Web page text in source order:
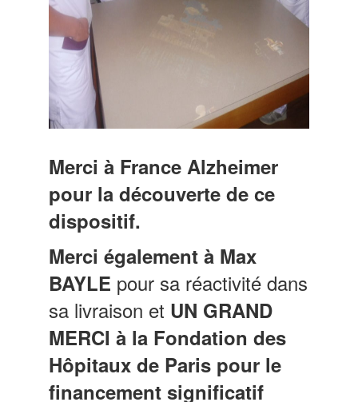
Merci à France Alzheimer
pour la découverte de ce
dispositif.
Merci également à Max
BAYLE pour sa réactivité dans
sa livraison et UN GRAND
MERCI à la Fondation des
Hôpitaux de Paris pour le
financement significatif